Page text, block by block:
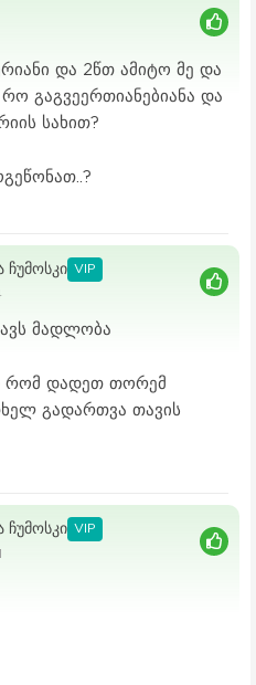
და 2წთ ამიტო მე და
გაგვეერთიანებიანა და
სახით?
ჩუმოსკი VIP
მადლობა
რომ დადეთ თორემ
გადართვა თავის
ჩუმოსკი VIP